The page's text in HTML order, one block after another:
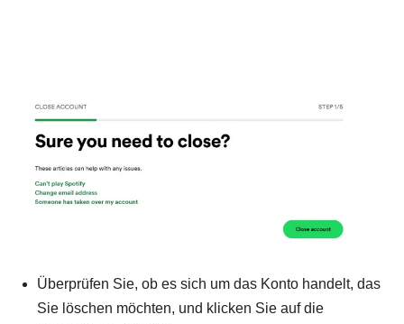
Überprüfen Sie, ob es sich um das Konto handelt, das
Sie löschen möchten, und klicken Sie auf die